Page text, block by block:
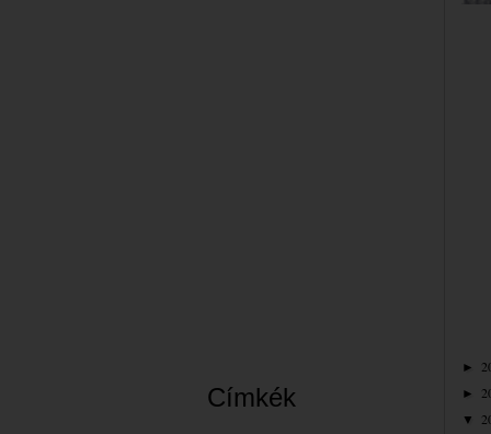
Címkék
►
►
▼